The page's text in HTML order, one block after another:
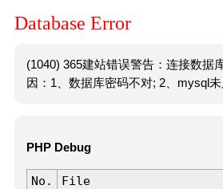
Database Error
(1040) 365建站错误警告：连接数据
因：1、数据库密码不对; 2、mysql未
PHP Debug
No. File